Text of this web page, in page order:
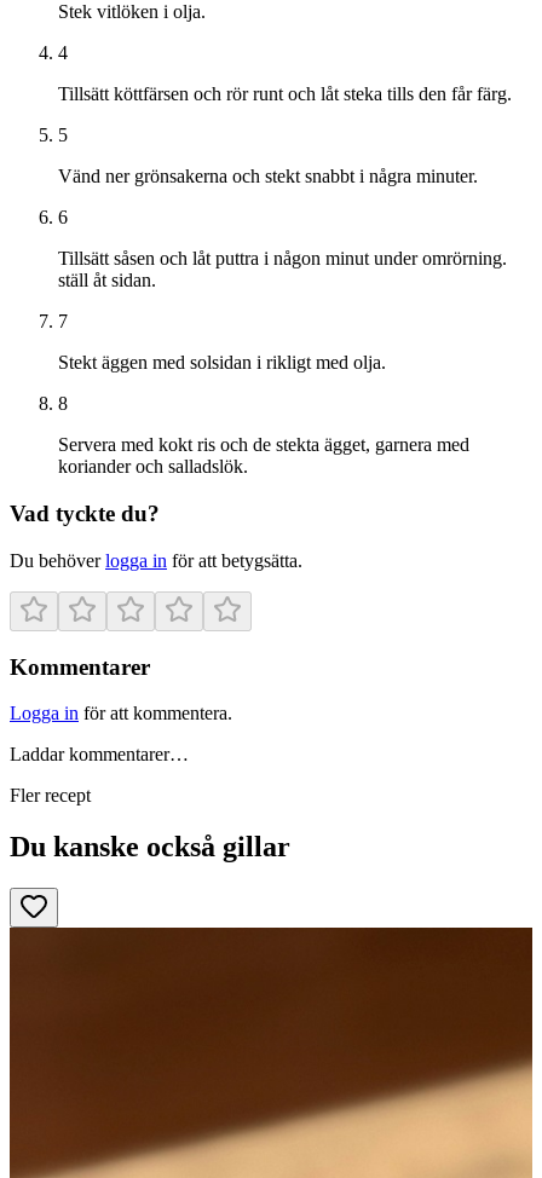
Stek vitlöken i olja.
4
Tillsätt köttfärsen och rör runt och låt steka tills den får färg.
5
Vänd ner grönsakerna och stekt snabbt i några minuter.
6
Tillsätt såsen och låt puttra i någon minut under omrörning.
ställ åt sidan.
7
Stekt äggen med solsidan i rikligt med olja.
8
Servera med kokt ris och de stekta ägget, garnera med
koriander och salladslök.
Vad tyckte du?
Du behöverlogga in för att betygsätta.
Kommentarer
Logga in för att kommentera.
Laddar kommentarer…
Fler recept
Du kanske också gillar